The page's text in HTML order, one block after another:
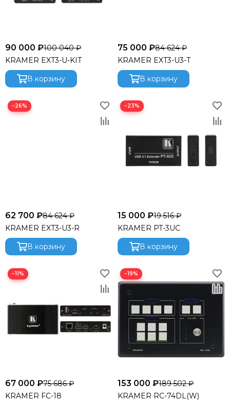
90 000 ₽100 040 ₽
KRAMER EXT3-U-KIT
В корзину
75 000 ₽84 624 ₽
KRAMER EXT3-U3-T
В корзину
−26%
62 700 ₽84 624 ₽
KRAMER EXT3-U3-R
В корзину
−23%
15 000 ₽19 516 ₽
KRAMER PT-3UC
В корзину
−11%
67 000 ₽75 686 ₽
KRAMER FC-18
−19%
153 000 ₽189 502 ₽
KRAMER RC-74DL(W)